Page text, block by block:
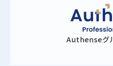
Authenseグ